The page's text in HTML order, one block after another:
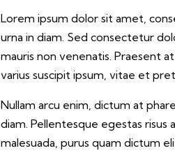
Lorem ipsum dolor sit amet,
urna in diam. Sed consectetur
mauris non venenatis. Praesent
varius suscipit ipsum, vitae et
Nullam arcu enim, dictum at
diam. Pellentesque egestas risus
malesuada, purus quam dictum